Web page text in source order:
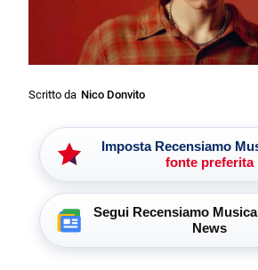
Scritto da Nico Donvito
Imposta Recensiamo
fonte preferita
Segui Recensiamo
News